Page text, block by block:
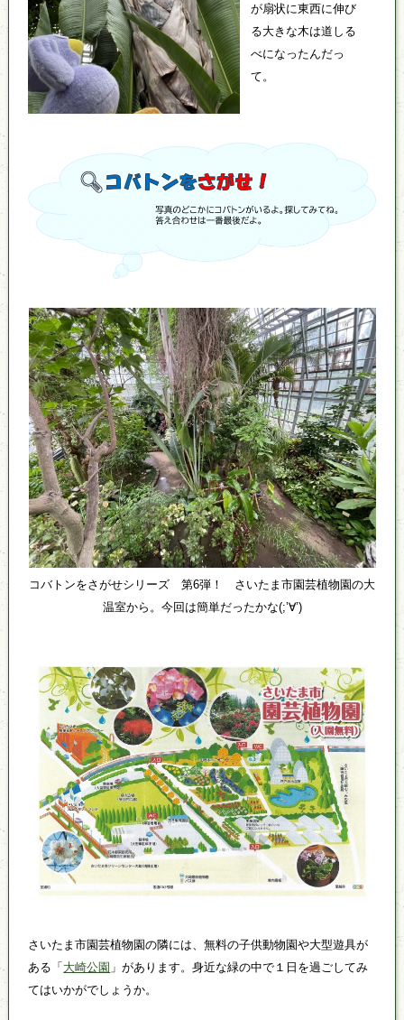
が扇状に東西に伸び
る大きな木は道しる
べになったんだっ
て。
コバトンをさがせシリーズ 第6弾！ さいたま市園芸植物園の大
温室から。今回は簡単だったかな(;’∀’)
さいたま市園芸植物園の隣には、無料の子供動物園や大型遊具が
ある「 大崎公園 」があります。身近な緑の中で１日を過ごしてみ
てはいかがでしょうか。